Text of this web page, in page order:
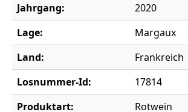
Jahrgang:
2020
Lage:
Margaux
Land:
Frankreich
Losnummer-Id:
17814
Produktart:
Rotwein